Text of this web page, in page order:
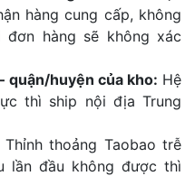
hàng cung cấp, không
hàng sẽ không xác
quận/huyện của kho: Hệ
thì ship nội địa Trung
Thỉnh thoảng Taobao trễ
lần đầu không được thì